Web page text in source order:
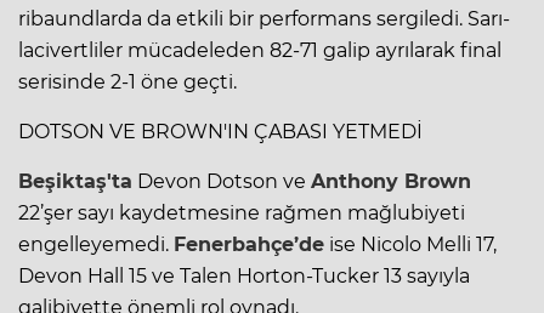
ribaundlarda da etkili bir performans sergiledi. Sarı-
lacivertliler mücadeleden 82-71 galip ayrılarak final
serisinde 2-1 öne geçti.
DOTSON VE BROWN'IN ÇABASI YETMEDİ
Beşiktaş'ta Devon Dotson ve Anthony Brown
22’şer sayı kaydetmesine rağmen mağlubiyeti
engelleyemedi. Fenerbahçe’de ise Nicolo Melli 17,
Devon Hall 15 ve Talen Horton-Tucker 13 sayıyla
galibiyette önemli rol oynadı.